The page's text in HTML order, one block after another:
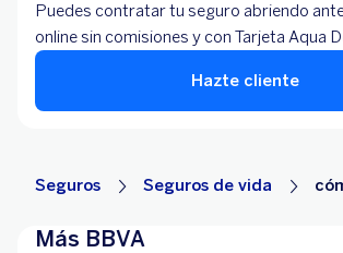
Puedes contratar tu seguro abriendo
online sin comisiones y con Tarjeta Aqua
Hazte cliente
Seguros Seguros de vida
Más BBVA